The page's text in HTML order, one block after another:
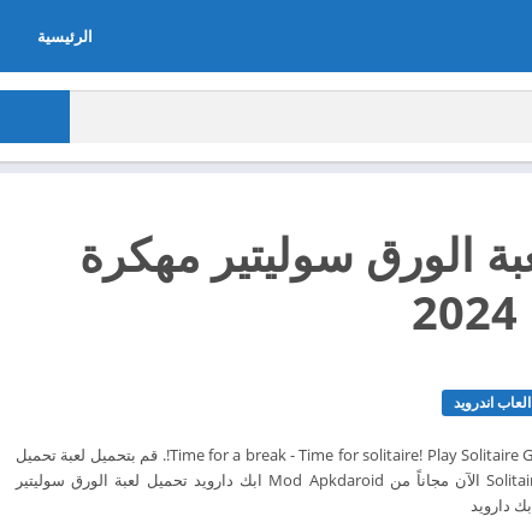
الرئيسية
الورق سوليتير مهكرة
اندرويد
Time for a break - Time for solitaire! Play Solitaire Grand Harvest tripeaks!. قم بتحميل لعبة تحميل
لعبة Solitaire Grand Harvest الآن مجاناً من Mod Apkdaroid ابك دارويد تحميل لعبة الورق سوليتير